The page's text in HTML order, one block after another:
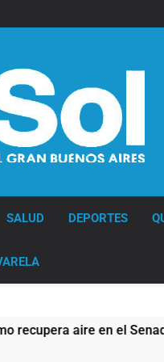
SALUD DEPORTES
el Senado frente a los